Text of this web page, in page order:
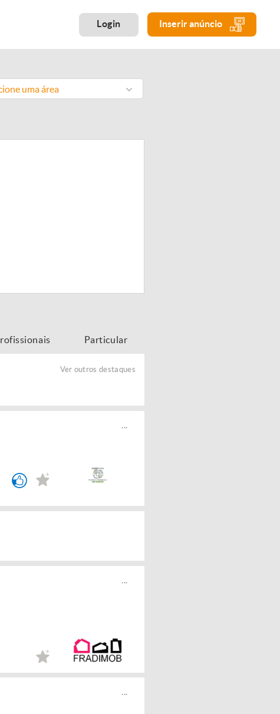
Login Inserir anúncio
uma área
Particular
Ver outros destaques